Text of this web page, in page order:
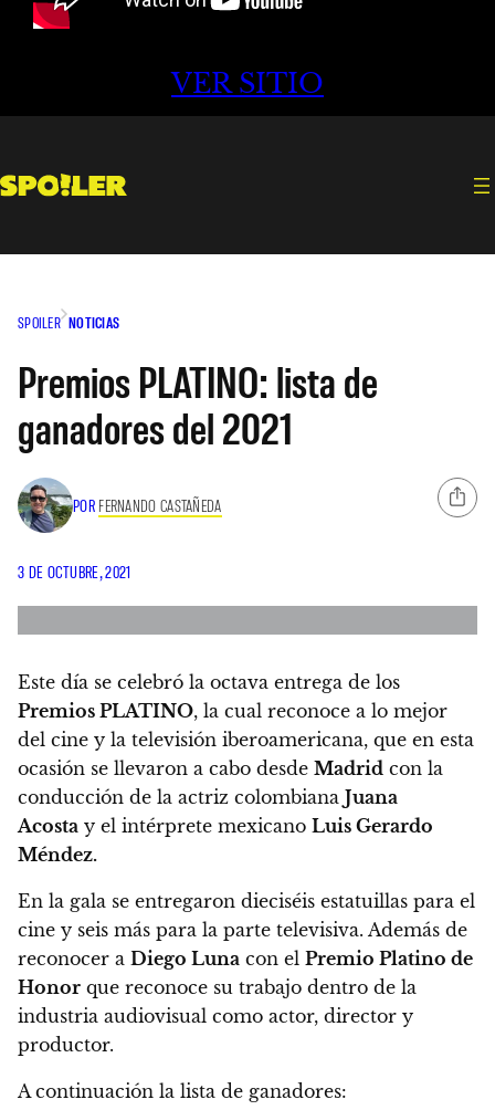
VER SITIO
SPOILER NOTICIAS
Premios PLATINO: lista de
ganadores del 2021
POR FERNANDO CASTAÑEDA
3 DE OCTUBRE, 2021
Este día se celebró la octava entrega de los
Premios PLATINO, la cual reconoce a lo mejor
del cine y la televisión iberoamericana, que en esta
ocasión se llevaron a cabo desde Madrid con la
conducción de la actriz colombiana Juana
Acosta y el intérprete mexicano Luis Gerardo
Méndez.
En la gala se entregaron dieciséis estatuillas para el
cine y seis más para la parte televisiva. Además de
reconocer a Diego Luna con el Premio Platino de
Honor que reconoce su trabajo dentro de la
industria audiovisual como actor, director y
productor.
A continuación la lista de ganadores: